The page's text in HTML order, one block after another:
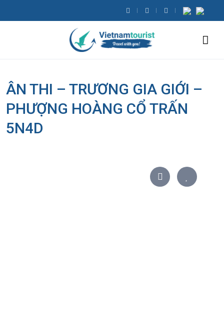
ÂN THI – TRƯƠNG GIA GIỚI –
PHƯỢNG HOÀNG CỔ TRẤN
5N4D